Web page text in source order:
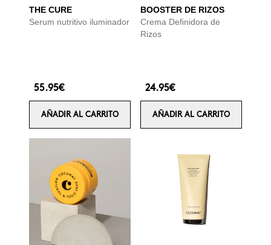
THE CURE
Serum nutritivo iluminador
55.95€
AÑADIR AL CARRITO
BOOSTER DE RIZOS
Crema Definidora de
Rizos
24.95€
AÑADIR AL CARRITO